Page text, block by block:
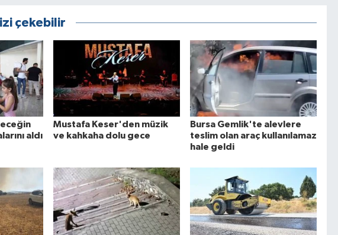
çekebilir
aldı
Mustafa Keser'den müzik
ve kahkaha dolu gece
Bursa Gemlik'te alevlere
teslim olan araç kullanılamaz
hale geldi